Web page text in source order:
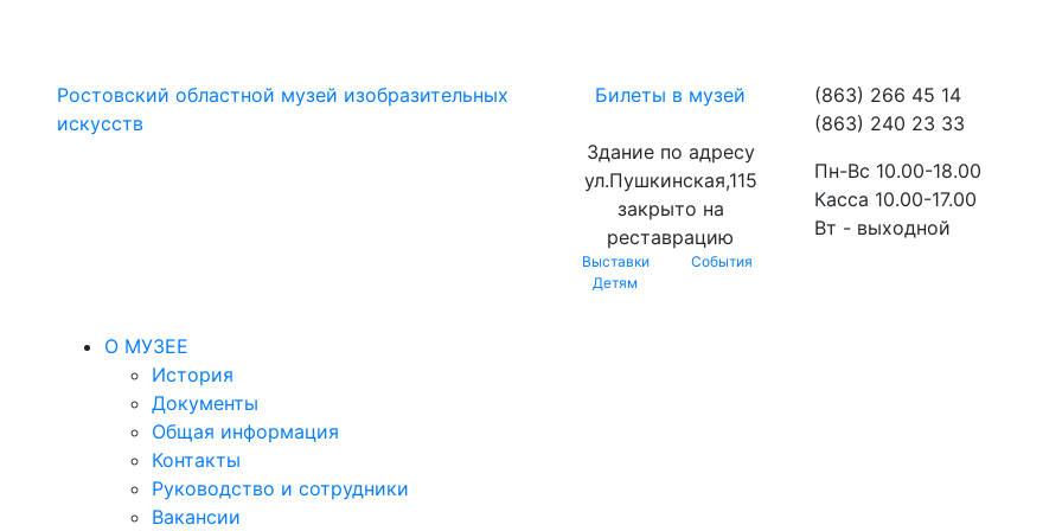
Ростовский областной музей изобразительных
искусств
Билеты в музей
Здание по адресу
ул.Пушкинская,115
закрыто на
реставрацию
Выставки
События
Детям
(863) 266 45 14
(863) 240 23 33
Пн-Вс 10.00-18.00
Касса 10.00-17.00
Вт - выходной
О МУЗЕЕ
История
Документы
Общая информация
Контакты
Руководство и сотрудники
Вакансии